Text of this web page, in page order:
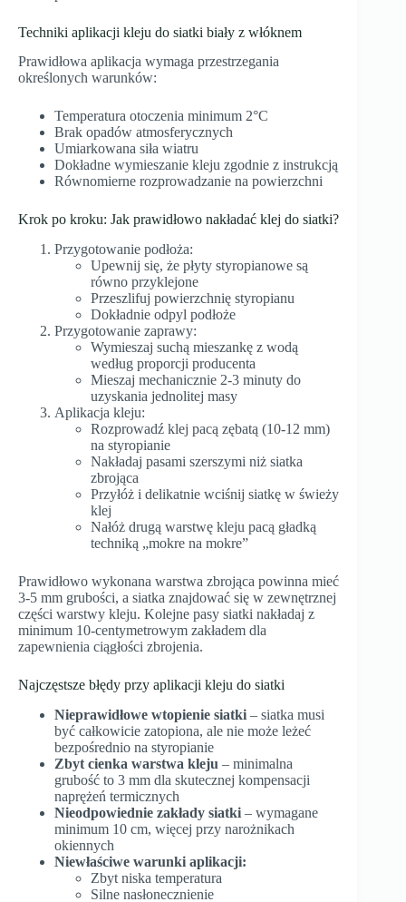
Techniki aplikacji kleju do siatki biały z włóknem
Prawidłowa aplikacja wymaga przestrzegania
określonych warunków:
Temperatura otoczenia minimum 2°C
Brak opadów atmosferycznych
Umiarkowana siła wiatru
Dokładne wymieszanie kleju zgodnie z instrukcją
Równomierne rozprowadzanie na powierzchni
Krok po kroku: Jak prawidłowo nakładać klej do siatki?
Przygotowanie podłoża:
Upewnij się, że płyty styropianowe są
równo przyklejone
Przeszlifuj powierzchnię styropianu
Dokładnie odpyl podłoże
Przygotowanie zaprawy:
Wymieszaj suchą mieszankę z wodą
według proporcji producenta
Mieszaj mechanicznie 2-3 minuty do
uzyskania jednolitej masy
Aplikacja kleju:
Rozprowadź klej pacą zębatą (10-12 mm)
na styropianie
Nakładaj pasami szerszymi niż siatka
zbrojąca
Przyłóż i delikatnie wciśnij siatkę w świeży
klej
Nałóż drugą warstwę kleju pacą gładką
techniką „mokre na mokre”
Prawidłowo wykonana warstwa zbrojąca powinna mieć
3-5 mm grubości, a siatka znajdować się w zewnętrznej
części warstwy kleju. Kolejne pasy siatki nakładaj z
minimum 10-centymetrowym zakładem dla
zapewnienia ciągłości zbrojenia.
Najczęstsze błędy przy aplikacji kleju do siatki
Nieprawidłowe wtopienie siatki – siatka musi
być całkowicie zatopiona, ale nie może leżeć
bezpośrednio na styropianie
Zbyt cienka warstwa kleju – minimalna
grubość to 3 mm dla skutecznej kompensacji
naprężeń termicznych
Nieodpowiednie zakłady siatki – wymagane
minimum 10 cm, więcej przy narożnikach
okiennych
Niewłaściwe warunki aplikacji:
Zbyt niska temperatura
Silne nasłonecznienie